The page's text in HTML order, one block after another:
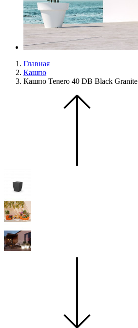
Главная
Кашпо
Кашпо Tenero 40 DB Black Granite